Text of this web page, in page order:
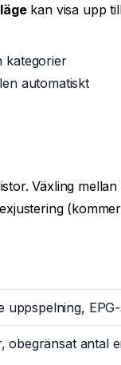
kan visa upp
kategorier
automatiskt
Växling
uppspelning,
obegränsat antal